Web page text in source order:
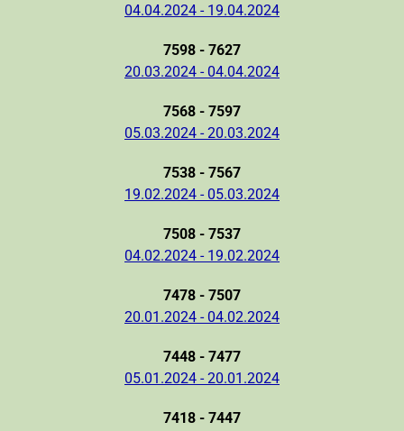
04.04.2024 - 19.04.2024
7598 - 7627
20.03.2024 - 04.04.2024
7568 - 7597
05.03.2024 - 20.03.2024
7538 - 7567
19.02.2024 - 05.03.2024
7508 - 7537
04.02.2024 - 19.02.2024
7478 - 7507
20.01.2024 - 04.02.2024
7448 - 7477
05.01.2024 - 20.01.2024
7418 - 7447